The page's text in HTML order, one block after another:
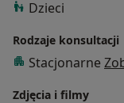
Dzieci
Rodzaje konsultacji
Stacjonarne
Zdjęcia i filmy